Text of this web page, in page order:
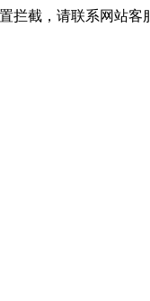
截，请联系网站客